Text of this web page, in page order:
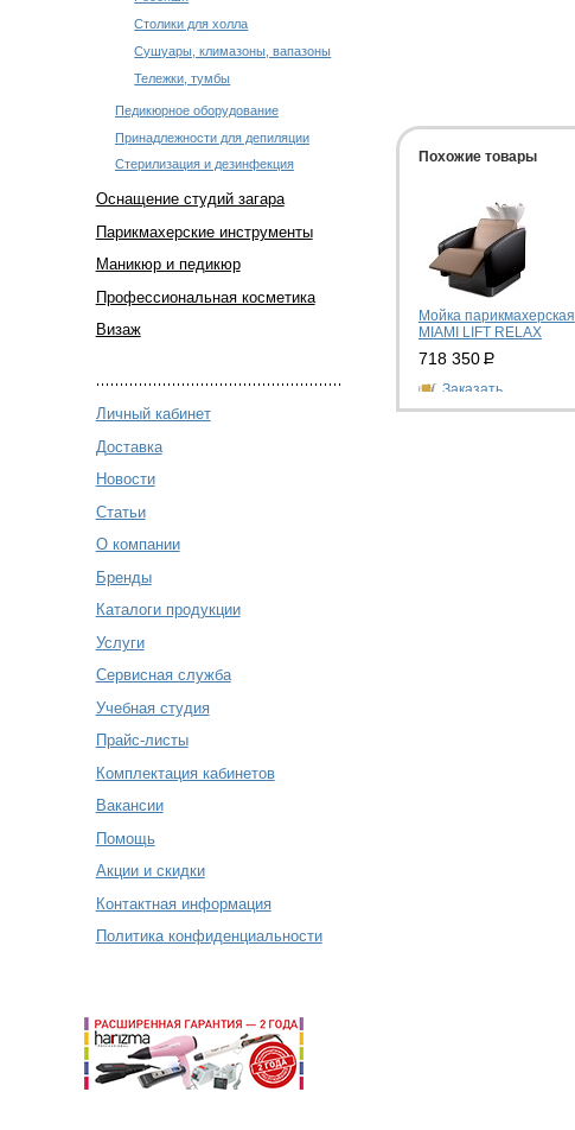
Столики для холла
Сушуары, климазоны, вапазоны
Тележки, тумбы
Педикюрное оборудование
Принадлежности для депиляции
Стерилизация и дезинфекция
Оснащение студий загара
Парикмахерские инструменты
Маникюр и педикюр
Профессиональная косметика
Визаж
Личный кабинет
Доставка
Новости
Статьи
О компании
Бренды
Каталоги продукции
Услуги
Сервисная служба
Учебная студия
Прайс-листы
Комплектация кабинетов
Вакансии
Помощь
Акции и скидки
Контактная информация
Политика конфиденциальности
Похожие товары
Мойка парикмахерская
MIAMI LIFT RELAX
718 350Р
Заказать